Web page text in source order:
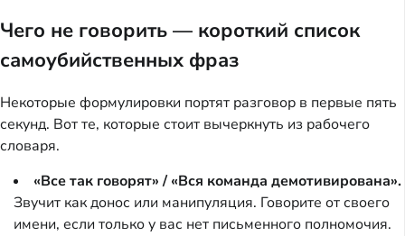
Чего не говорить — короткий список
самоубийственных фраз
Некоторые формулировки портят разговор в первые пять
секунд. Вот те, которые стоит вычеркнуть из рабочего
словаря.
«Все так говорят» / «Вся команда демотивирована».
Звучит как донос или манипуляция. Говорите от своего
имени, если только у вас нет письменного полномочия.